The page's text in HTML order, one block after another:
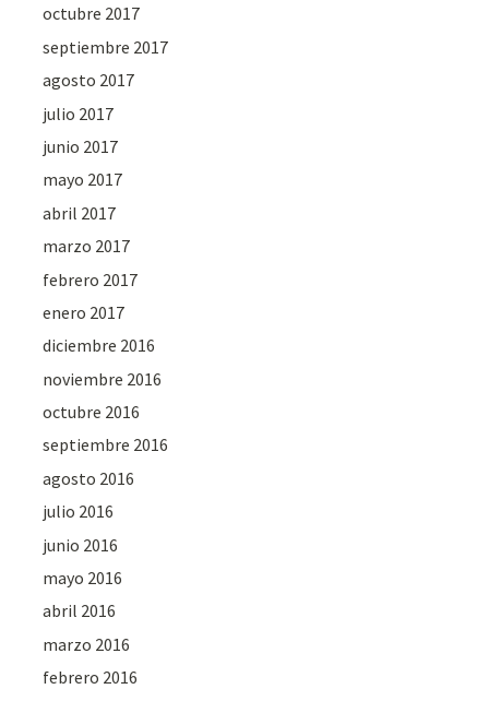
octubre 2017
septiembre 2017
agosto 2017
julio 2017
junio 2017
mayo 2017
abril 2017
marzo 2017
febrero 2017
enero 2017
diciembre 2016
noviembre 2016
octubre 2016
septiembre 2016
agosto 2016
julio 2016
junio 2016
mayo 2016
abril 2016
marzo 2016
febrero 2016